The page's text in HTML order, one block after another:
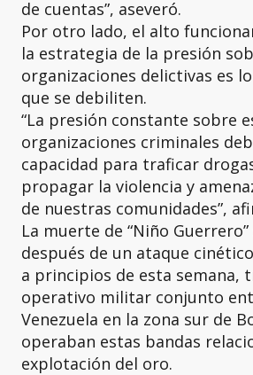
de cuentas”, aseveró.
Por otro lado, el alto
la estrategia de la presión
organizaciones delictivas es
que se debiliten.
“La presión constante sobre
organizaciones criminales
capacidad para traficar
propagar la violencia y
de nuestras comunidades”,
La muerte de “Niño
después de un ataque
a principios de esta semana,
operativo militar conjunto
Venezuela en la zona sur de
operaban estas bandas
explotación del oro.